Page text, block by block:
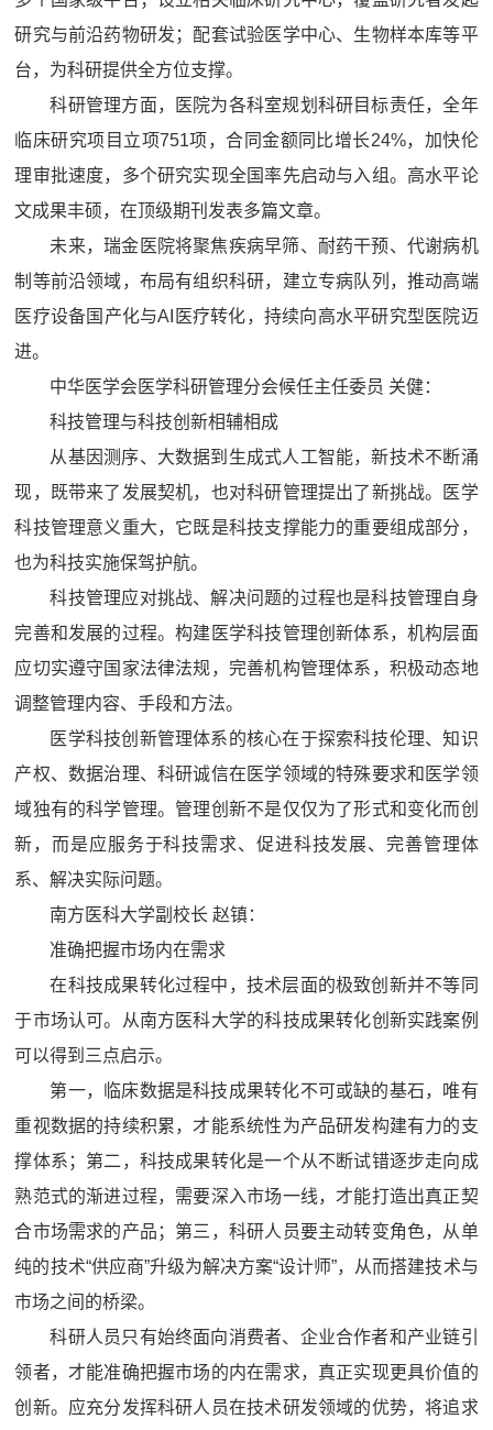
研究与前沿药物研发；配套试验医学中心、生物样本库等平
台，为科研提供全方位支撑。
科研管理方面，医院为各科室规划科研目标责任，全年
临床研究项目立项751项，合同金额同比增长24%，加快伦
理审批速度，多个研究实现全国率先启动与入组。高水平论
文成果丰硕，在顶级期刊发表多篇文章。
未来，瑞金医院将聚焦疾病早筛、耐药干预、代谢病机
制等前沿领域，布局有组织科研，建立专病队列，推动高端
医疗设备国产化与AI医疗转化，持续向高水平研究型医院迈
进。
中华医学会医学科研管理分会候任主任委员 关健：
科技管理与科技创新相辅相成
从基因测序、大数据到生成式人工智能，新技术不断涌
现，既带来了发展契机，也对科研管理提出了新挑战。医学
科技管理意义重大，它既是科技支撑能力的重要组成部分，
也为科技实施保驾护航。
科技管理应对挑战、解决问题的过程也是科技管理自身
完善和发展的过程。构建医学科技管理创新体系，机构层面
应切实遵守国家法律法规，完善机构管理体系，积极动态地
调整管理内容、手段和方法。
医学科技创新管理体系的核心在于探索科技伦理、知识
产权、数据治理、科研诚信在医学领域的特殊要求和医学领
域独有的科学管理。管理创新不是仅仅为了形式和变化而创
新，而是应服务于科技需求、促进科技发展、完善管理体
系、解决实际问题。
南方医科大学副校长 赵镇：
准确把握市场内在需求
在科技成果转化过程中，技术层面的极致创新并不等同
于市场认可。从南方医科大学的科技成果转化创新实践案例
可以得到三点启示。
第一，临床数据是科技成果转化不可或缺的基石，唯有
重视数据的持续积累，才能系统性为产品研发构建有力的支
撑体系；第二，科技成果转化是一个从不断试错逐步走向成
熟范式的渐进过程，需要深入市场一线，才能打造出真正契
合市场需求的产品；第三，科研人员要主动转变角色，从单
纯的技术“供应商”升级为解决方案“设计师”，从而搭建技术与
市场之间的桥梁。
科研人员只有始终面向消费者、企业合作者和产业链引
领者，才能准确把握市场的内在需求，真正实现更具价值的
创新。应充分发挥科研人员在技术研发领域的优势，将追求